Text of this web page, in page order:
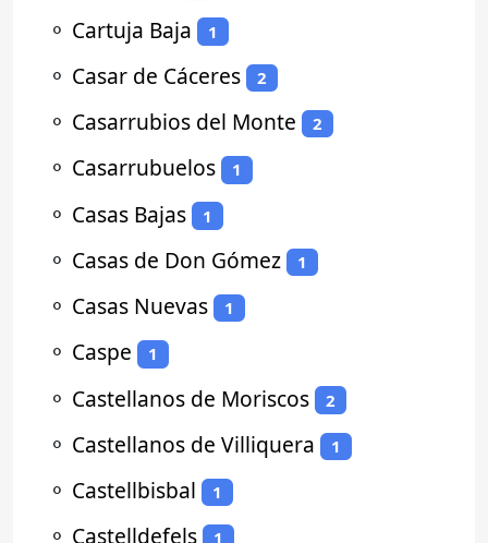
⚬ Cartuja Baja 1
⚬ Casar de Cáceres 2
⚬ Casarrubios del Monte 2
⚬ Casarrubuelos 1
⚬ Casas Bajas 1
⚬ Casas de Don Gómez 1
⚬ Casas Nuevas 1
⚬ Caspe 1
⚬ Castellanos de Moriscos 2
⚬ Castellanos de Villiquera 1
⚬ Castellbisbal 1
⚬ Castelldefels 1